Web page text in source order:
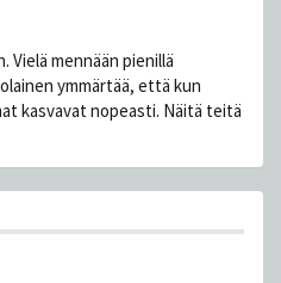
Vielä mennään pienillä
ymmärtää, että kun
kasvavat nopeasti. Näitä teitä